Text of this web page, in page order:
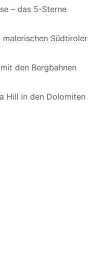
– das 5-Sterne
malerischen Südtiroler
den Bergbahnen
Hill in den Dolomiten